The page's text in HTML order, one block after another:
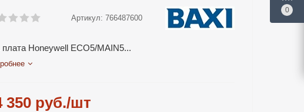
Артикул: 766487600
Honeywell ECO5/MAIN5...
350 руб./шт
0